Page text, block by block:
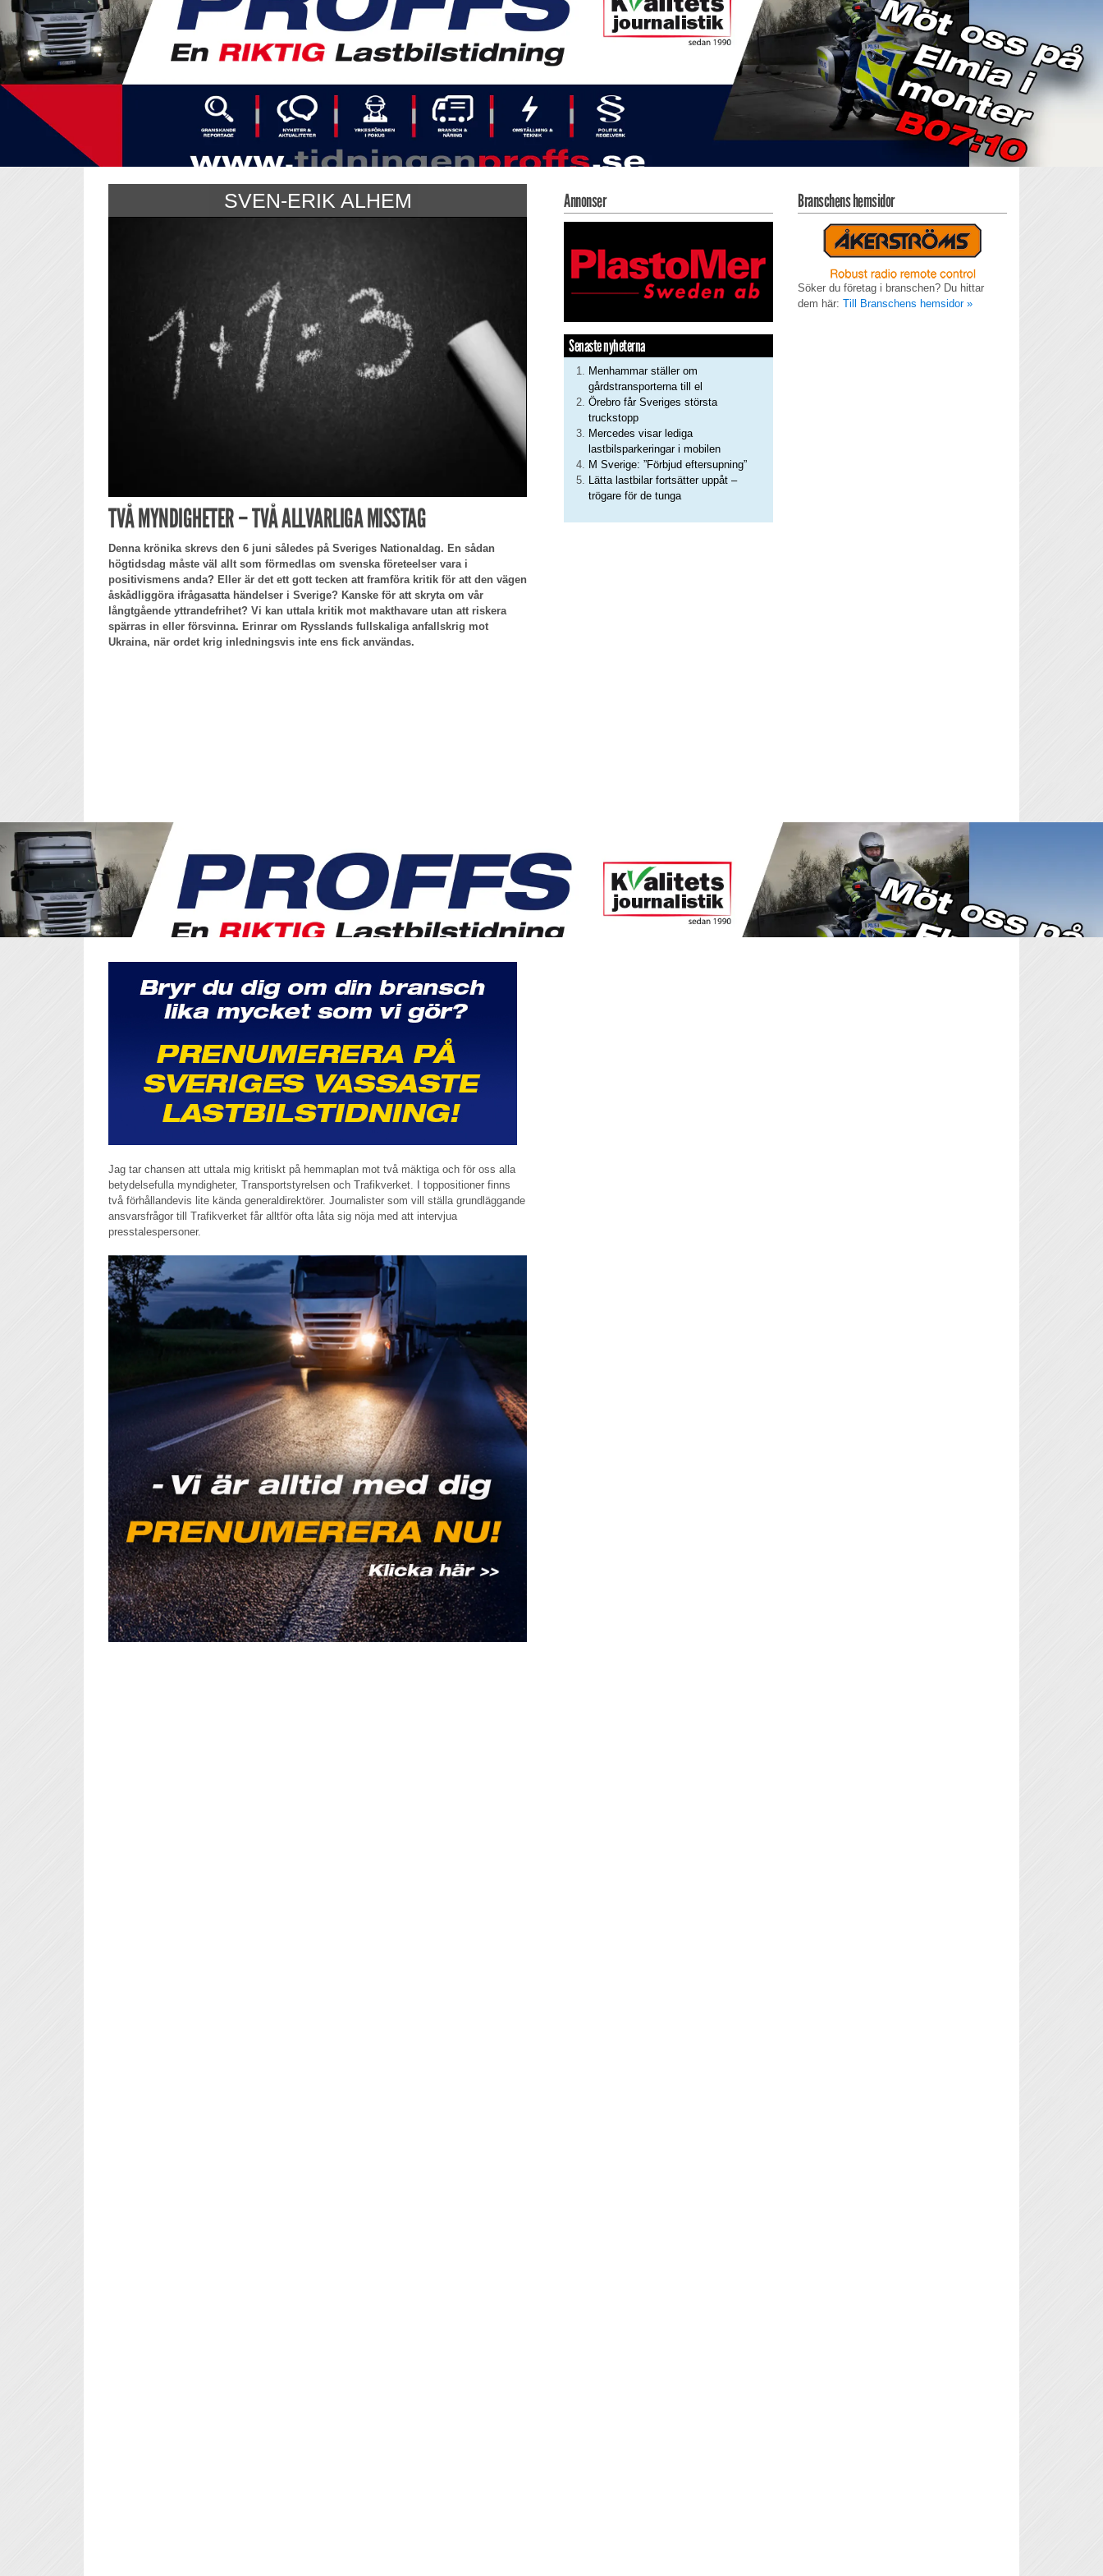
SVEN-ERIK ALHEM
TVÅ MYNDIGHETER – TVÅ ALLVARLIGA MISSTAG
Denna krönika skrevs den 6 juni således på Sveriges Nationaldag. En sådan
högtidsdag måste väl allt som förmedlas om svenska företeelser vara i
positivismens anda? Eller är det ett gott tecken att framföra kritik för att den vägen
åskådliggöra ifrågasatta händelser i Sverige? Kanske för att skryta om vår
långtgående yttrandefrihet? Vi kan uttala kritik mot makthavare utan att riskera
spärras in eller försvinna. Erinrar om Rysslands fullskaliga anfallskrig mot
Ukraina, när ordet krig inledningsvis inte ens fick användas.
Jag tar chansen att uttala mig kritiskt på hemmaplan mot två mäktiga och för oss alla
betydelsefulla myndigheter, Transportstyrelsen och Trafikverket. I toppositioner finns
två förhållandevis lite kända generaldirektörer. Journalister som vill ställa grundläggande
ansvarsfrågor till Trafikverket får alltför ofta låta sig nöja med att intervjua
presstalespersoner.
Annonser
Senaste nyheterna
Menhammar ställer om
gårdstransporterna till el
Örebro får Sveriges största
truckstopp
Mercedes visar lediga
lastbilsparkeringar i mobilen
M Sverige: ”Förbjud eftersupning”
Lätta lastbilar fortsätter uppåt –
trögare för de tunga
Branschens hemsidor
Söker du företag i branschen? Du hittar
dem här: Till Branschens hemsidor »